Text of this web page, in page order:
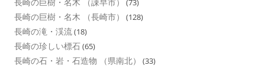
長崎の巨樹・名木 （諌早市） (73)
長崎の巨樹・名木 （長崎市） (128)
長崎の滝・渓流(18)
長崎の珍しい標石(65)
長崎の石・岩・石造物 （県南北） (33)